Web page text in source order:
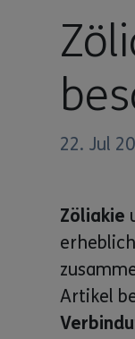
22. Jul
Zöliakie
Artikel